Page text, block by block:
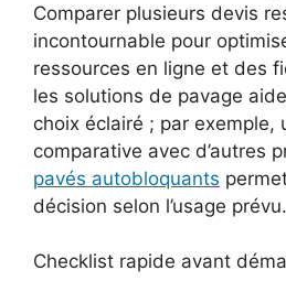
Comparer plusieurs devis
incontournable pour
ressources en ligne et des
les solutions de pavage
choix éclairé ; par exemple,
comparative avec d’autres
pavés autobloquants
décision selon l’usage prévu.
Checklist rapide avant